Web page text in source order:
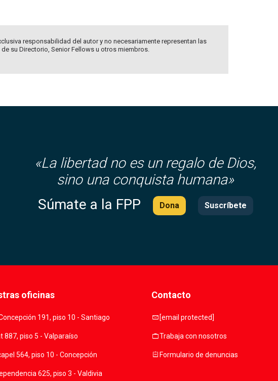
responsabilidad del autor y no necesariamente representan las
su Directorio, Senior Fellows u otros miembros.
«La libertad no es un regalo de Dios,
sino una conquista humana»
Súmate a la FPP
Dona Suscríbete
oficinas
191, piso 10 - Santiago
887, piso 5 - Valparaíso
564, piso 10 - Concepción
625, piso 3 - Valdivia
Contacto
mail [email protected]
workTrabaja con nosotros
assignment Formulario de denuncias